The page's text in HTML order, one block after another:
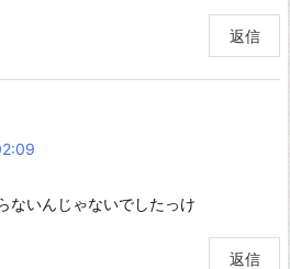
返信
ないんじゃないでしたっけ
返信